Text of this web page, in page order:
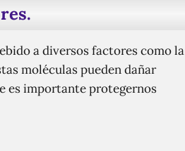
a diversos factores como la
moléculas pueden dañar
es importante protegernos